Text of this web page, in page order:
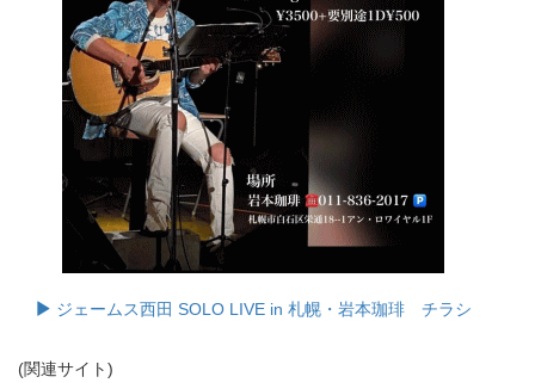
ジェームス西田 SOLO LIVE in 札幌・岩本珈琲 チラシ
(関連サイト)